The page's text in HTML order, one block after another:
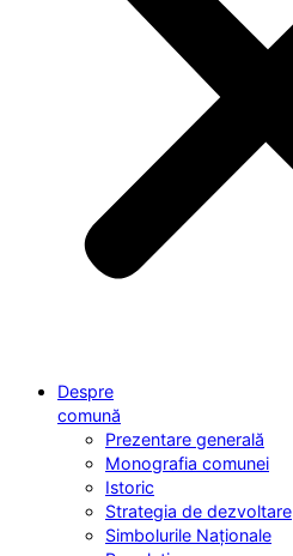
Despre
comună
Prezentare generală
Monografia comunei
Istoric
Strategia de dezvoltare
Simbolurile Naționale